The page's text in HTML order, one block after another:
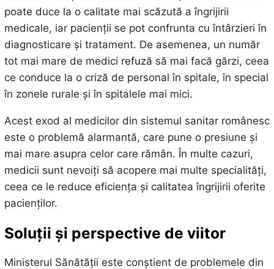
poate duce la o calitate mai scăzută a îngrijirii
medicale, iar pacienții se pot confrunta cu întârzieri în
diagnosticare și tratament. De asemenea, un număr
tot mai mare de medici refuză să mai facă gărzi, ceea
ce conduce la o criză de personal în spitale, în special
în zonele rurale și în spitalele mai mici.
Acest exod al medicilor din sistemul sanitar românesc
este o problemă alarmantă, care pune o presiune și
mai mare asupra celor care rămân. În multe cazuri,
medicii sunt nevoiți să acopere mai multe specialități,
ceea ce le reduce eficiența și calitatea îngrijirii oferite
pacienților.
Soluții și perspective de viitor
Ministerul Sănătății este conștient de problemele din